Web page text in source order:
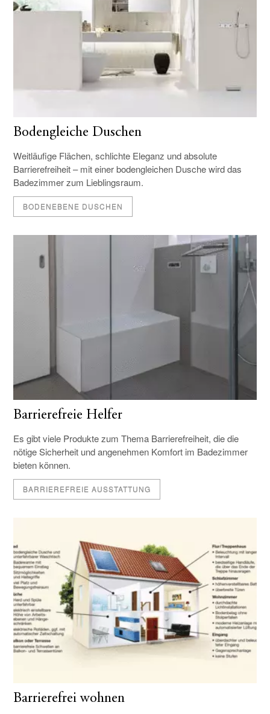
Bodengleiche Duschen
Weitläufige Flächen, schlichte Eleganz und absolute
Barrierefreiheit – mit einer bodengleichen Dusche wird das
Badezimmer zum Lieblingsraum.
BODENEBENE DUSCHEN
Barrierefreie Helfer
Es gibt viele Produkte zum Thema Barrierefreiheit, die die
nötige Sicherheit und angenehmen Komfort im Badezimmer
bieten können.
BARRIEREFREIE AUSSTATTUNG
Barrierefrei wohnen